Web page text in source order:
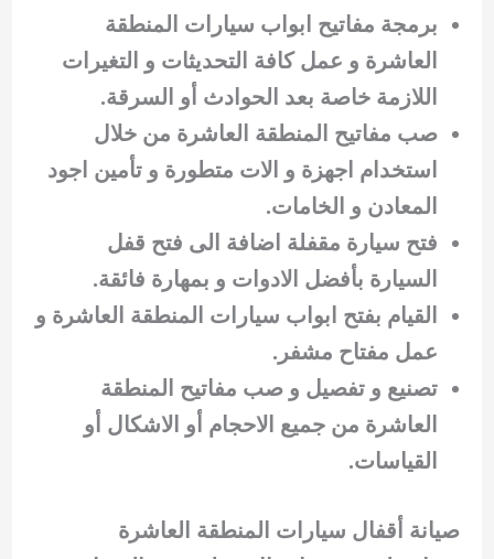
برمجة مفاتيح ابواب سيارات المنطقة
العاشرة و عمل كافة التحديثات و التغيرات
اللازمة خاصة بعد الحوادث أو السرقة.
صب مفاتيح المنطقة العاشرة من خلال
استخدام اجهزة و الات متطورة و تأمين اجود
المعادن و الخامات.
فتح سيارة مقفلة اضافة الى فتح قفل
السيارة بأفضل الادوات و بمهارة فائقة.
القيام بفتح ابواب سيارات المنطقة العاشرة و
عمل مفتاح مشفر.
تصنيع و تفصيل و صب مفاتيح المنطقة
العاشرة من جميع الاحجام أو الاشكال أو
القياسات.
صيانة أقفال سيارات المنطقة العاشرة